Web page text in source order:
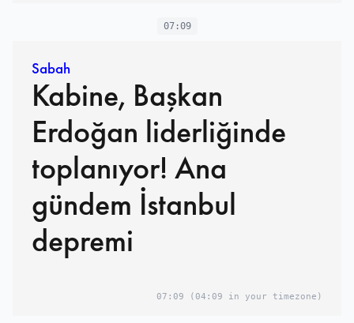
07:09
Sabah
Kabine, Başkan
Erdoğan liderliğinde
toplanıyor! Ana
gündem İstanbul
depremi
07:09 (04:09 in your timezone)